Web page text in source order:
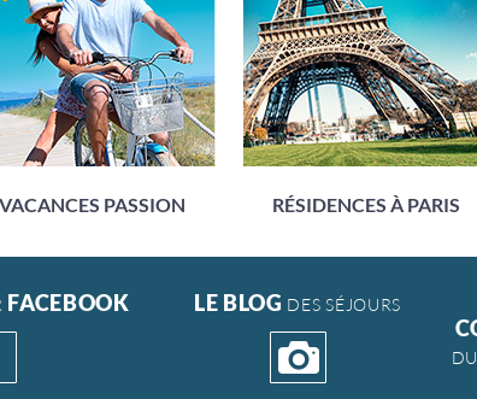
VACANCES PASSION RÉSIDENCES À PARIS
FACEBOOK LE BLOG DES SÉJOURS